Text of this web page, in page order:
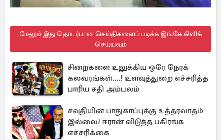
மேலும் இது தொடர்பான செய்திகளைப் படிக்க இங்கே கிளிக்
செய்யவும்
சிறைகளை உலுக்கிய ஒரே நேரக்
கலவரங்கள்....! உளவுத்துறை எச்சரித்த
பாரிய சதி அம்பலம்
சவுதியின் பாதுகாப்புக்கு உத்தரவாதம்
இல்லை! ஈரான் விடுத்த பகிரங்க
எச்சரிக்கை